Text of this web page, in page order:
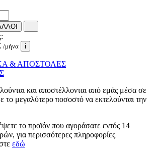
/μήνα i
& ΑΠΟΣΤΟΛΕΣ
και αποστέλλονται από εμάς μέσα σε
το μεγαλύτερο ποσοστό να εκτελούνται την
το προϊόν που αγοράσατε εντός 14
για περισσότερες πληροφορίες
εδώ